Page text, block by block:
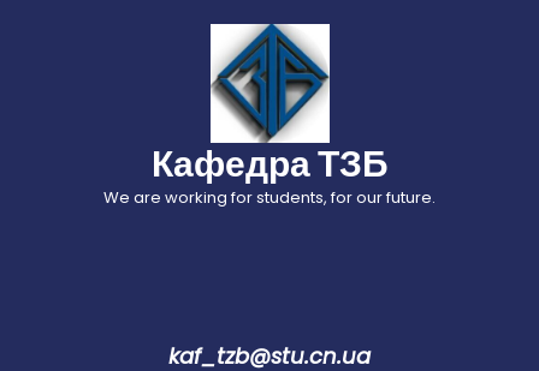
Кафедра ТЗБ
We are working for students, for our future.
kaf_tzb@stu.cn.ua